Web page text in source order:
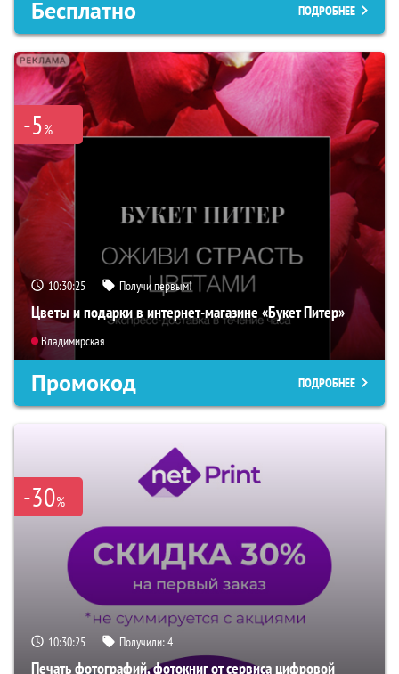
Бесплатно ПОДРОБНЕЕ
-5%
10:30:23 Получи первым!
Цветы и подарки в интернет-магазине «Букет Питер»
Владимирская
Промокод ПОДРОБНЕЕ
-30%
10:30:23 Получили:4
Печать фотографий, фотокниг от сервиса цифровой